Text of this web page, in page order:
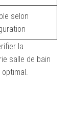
selon
la
salle de bain